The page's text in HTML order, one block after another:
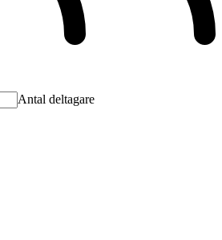
Antal deltagare